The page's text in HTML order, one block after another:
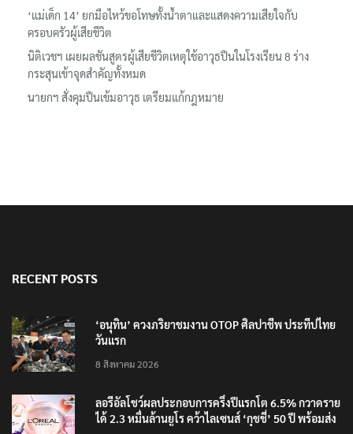
‘แม่เด็ก 14’ ยกมือไหว้ขอโทษทั้งน้ำตาและแสดงความเสียใจกับ
ครอบครัวผู้เสียชีวิต
นิติเวชฯ เผยผลชันสูตรผู้เสียชีวิตเหตุใช้อาวุธปืนในโรงเรียน 8 ร่าง
กระสุนเข้าจุดสำคัญทั้งหมด
นายกฯ สั่งคุมปืนเข้มอาวุธ เตรียมแก้กฎหมาย
RECENT POSTS
‘อนุทิน’ ควงภริยาชมงาน OTOP ศิลปาชีพ ประทีปไทย
วันแรก
8 สิงหาคม 2026
ลอรีอัลโชว์ผลประกอบการครึ่งปีแรกโต 6.5% กวาดราย
ได้ 2.3 หมื่นล้านยูโร คว้าไลเซนส์ ‘กุชชี่’ 50 ปี พร้อมส่ง